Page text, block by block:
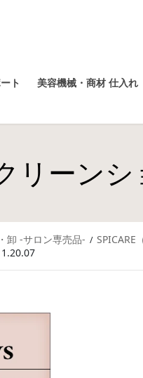
ト 美容機械・商材 仕入れ
リーン
卸 -サロン専売品- SPICARE